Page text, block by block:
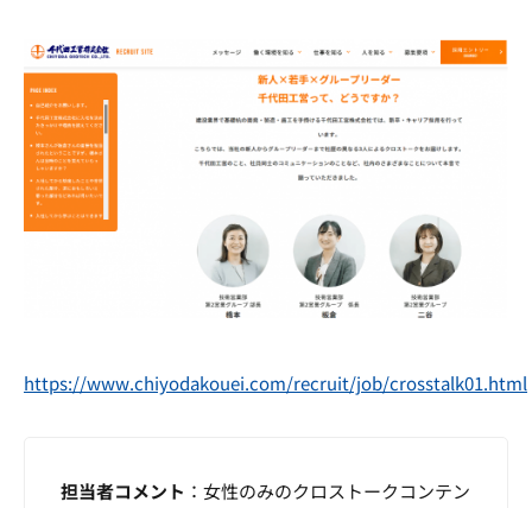
https://www.chiyodakouei.com/recruit/job/crosstalk01.html
担当者コメント ：女性のみのクロストークコンテン